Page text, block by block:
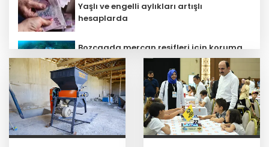
Yaşlı ve engelli aylıkları artışlı
hesaplarda
Bozcaada mercan resifleri için koruma
seferberliği... 180 deniz canlısı türü kayıt
altına alındı
MGK bugün toplanıyor... Gündem
'Terörsüz Türkiye'